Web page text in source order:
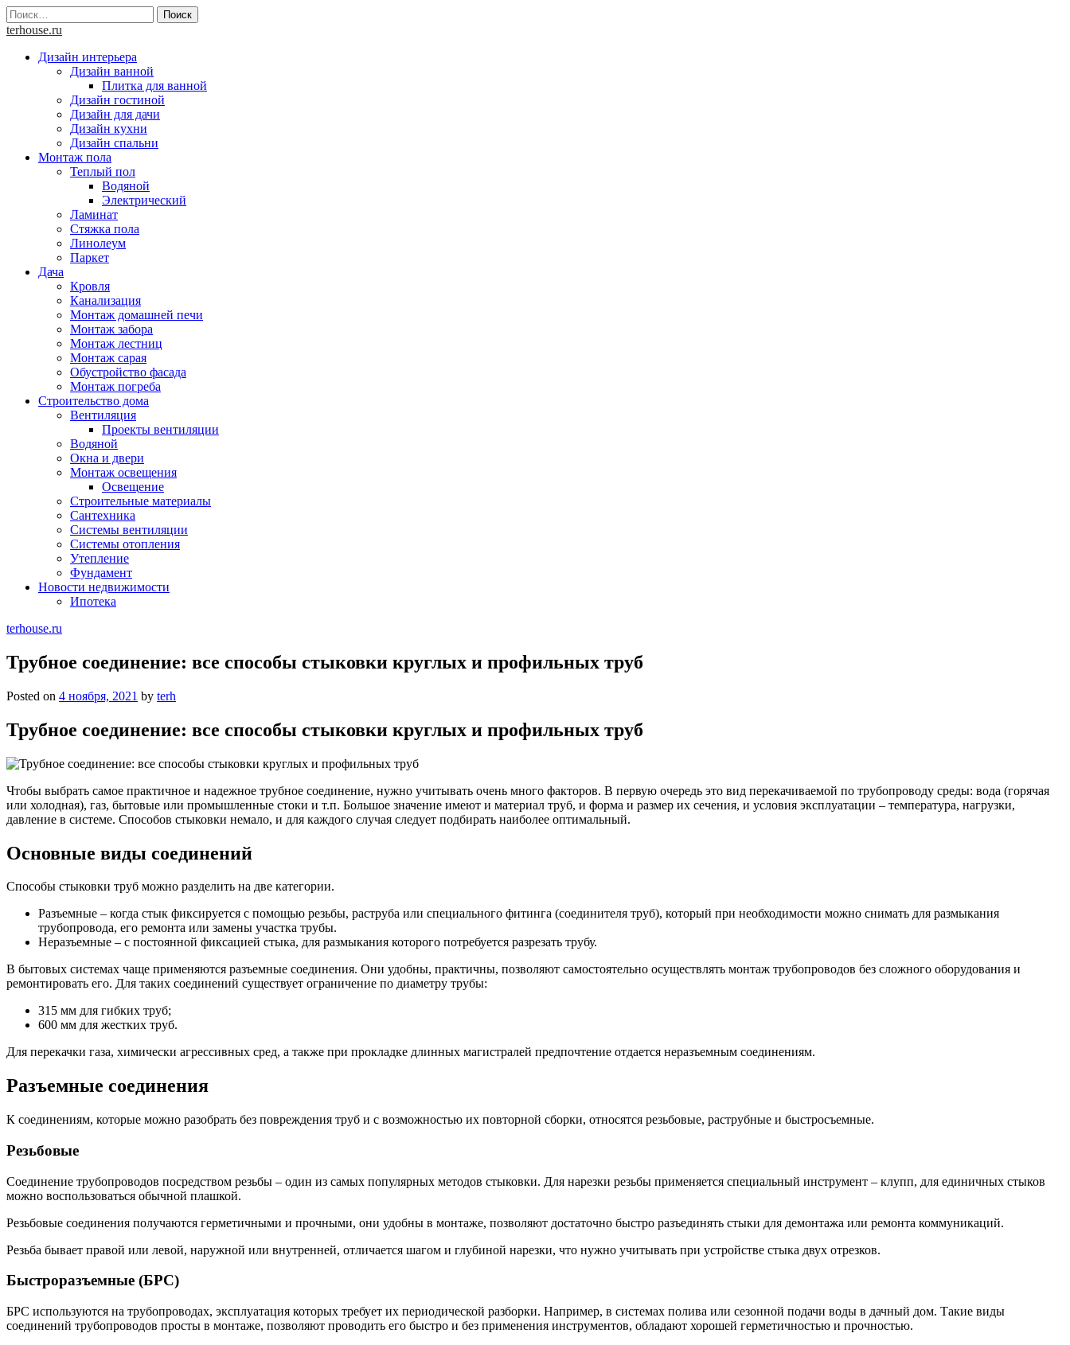
Skip
to
Найти:
terhouse.ru
Дизайн интерьера
Дизайн ванной
Плитка для ванной
Дизайн гостиной
Дизайн для дачи
Дизайн кухни
Дизайн спальни
Монтаж пола
Теплый пол
Водяной
Электрический
Ламинат
Стяжка пола
Линолеум
Паркет
Дача
Кровля
Канализация
Монтаж домашней печи
Монтаж забора
Монтаж лестниц
Монтаж сарая
Обустройство фасада
Монтаж погреба
Строительство дома
Вентиляция
Проекты вентиляции
Водяной
Окна и двери
Монтаж освещения
Освещение
Строительные материалы
Сантехника
Системы вентиляции
Системы отопления
Утепление
Фундамент
Новости недвижимости
Ипотека
terhouse.ru
Трубное соединение: все способы стыковки круглых и профильных труб
Posted on 4 ноября, 2021 by terh
Трубное соединение: все способы стыковки круглых и профильных труб
Чтобы выбрать самое практичное и надежное трубное соединение, нужно учитывать очень много факторов. В первую очередь это вид перекачиваемой по трубопроводу среды: вода (горячая
или холодная), газ, бытовые или промышленные стоки и т.п. Большое значение имеют и материал труб, и форма и размер их сечения, и условия эксплуатации – температура, нагрузки,
давление в системе. Способов стыковки немало, и для каждого случая следует подбирать наиболее оптимальный.
Основные виды соединений
Способы стыковки труб можно разделить на две категории.
Разъемные – когда стык фиксируется с помощью резьбы, раструба или специального фитинга (соединителя труб), который при необходимости можно снимать для размыкания
трубопровода, его ремонта или замены участка трубы.
Неразъемные – с постоянной фиксацией стыка, для размыкания которого потребуется разрезать трубу.
В бытовых системах чаще применяются разъемные соединения. Они удобны, практичны, позволяют самостоятельно осуществлять монтаж трубопроводов без сложного оборудования и
ремонтировать его. Для таких соединений существует ограничение по диаметру трубы:
315 мм для гибких труб;
600 мм для жестких труб.
Для перекачки газа, химически агрессивных сред, а также при прокладке длинных магистралей предпочтение отдается неразъемным соединениям.
Разъемные соединения
К соединениям, которые можно разобрать без повреждения труб и с возможностью их повторной сборки, относятся резьбовые, раструбные и быстросъемные.
Резьбовые
Соединение трубопроводов посредством резьбы – один из самых популярных методов стыковки. Для нарезки резьбы применяется специальный инструмент – клупп, для единичных стыков
можно воспользоваться обычной плашкой.
Резьбовые соединения получаются герметичными и прочными, они удобны в монтаже, позволяют достаточно быстро разъединять стыки для демонтажа или ремонта коммуникаций.
Резьба бывает правой или левой, наружной или внутренней, отличается шагом и глубиной нарезки, что нужно учитывать при устройстве стыка двух отрезков.
Быстроразъемные (БРС)
БРС используются на трубопроводах, эксплуатация которых требует их периодической разборки. Например, в системах полива или сезонной подачи воды в дачный дом. Такие виды
соединений трубопроводов просты в монтаже, позволяют проводить его быстро и без применения инструментов, обладают хорошей герметичностью и прочностью.